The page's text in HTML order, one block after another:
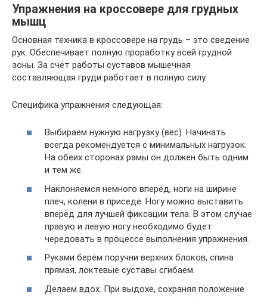
Упражнения на кроссовере для грудных
мышц
Основная техника в кроссовере на грудь – это сведение
рук. Обеспечивает полную проработку всей грудной
зоны. За счёт работы суставов мышечная
составляющая груди работает в полную силу.
Специфика упражнения следующая:
Выбираем нужную нагрузку (вес). Начинать
всегда рекомендуется с минимальных нагрузок.
На обеих сторонах рамы он должен быть одним
и тем же.
Наклоняемся немного вперёд, ноги на ширине
плеч, колени в приседе. Ногу можно выставить
вперёд для лучшей фиксации тела. В этом случае
правую и левую ногу необходимо будет
чередовать в процессе выполнения упражнения.
Руками берём поручни верхних блоков, спина
прямая, локтевые суставы сгибаем.
Делаем вдох. При выдохе, сохраняя положение